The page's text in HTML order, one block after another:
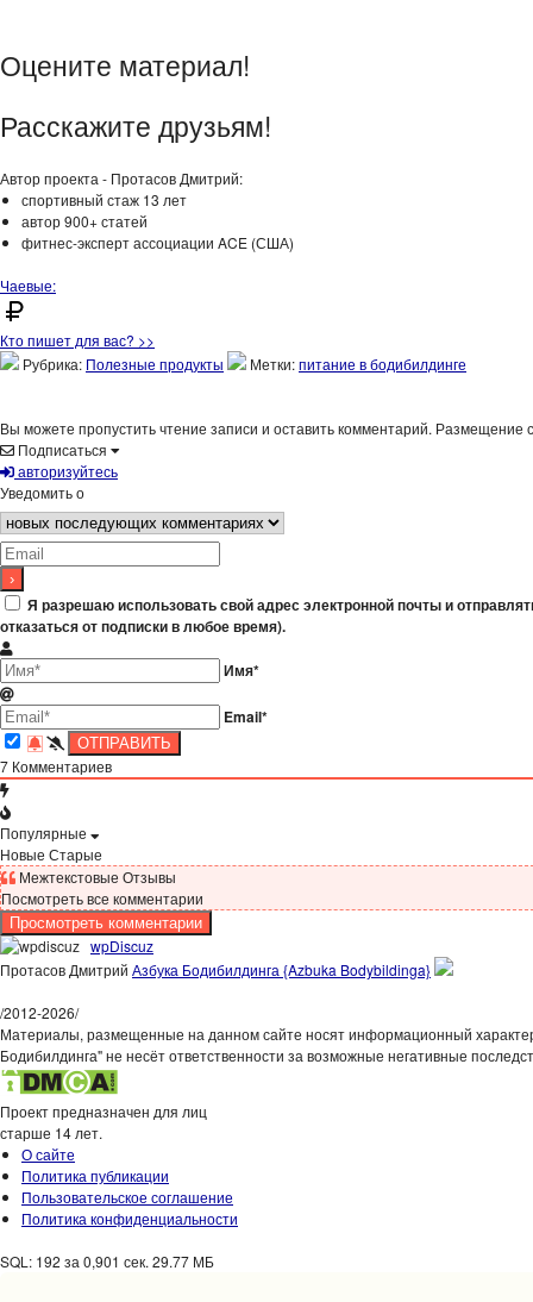
Оцените материал!
Расскажите друзьям!
Автор проекта - Протасов Дмитрий:
спортивный стаж 13 лет
автор 900+ статей
фитнес-эксперт ассоциации ACE (США)
Чаевые:
Кто пишет для вас? >>
Рубрика: Полезные продукты Метки:питание в бодибилдинге
Вы можете пропустить чтение записи и оставить комментарий. Размещение
Подписаться
авторизуйтесь
Уведомить о
Я разрешаю использовать свой адрес электронной почты и
отказаться от подписки в любое время).
Имя*
Email*
7 Комментариев
Популярные
Новые Старые
Межтекстовые Отзывы
Посмотреть все комментарии
Просмотреть комментарии
wpDiscuz
Протасов Дмитрий Азбука Бодибилдинга {Azbuka Bodybildinga}
/2012-2026/
Материалы, размещенные на данном сайте носят информационный
Бодибилдинга" не несёт ответственности за возможные негативные
Проект предназначен для лиц
старше 14 лет.
О сайте
Политика публикации
Пользовательское соглашение
Политика конфиденциальности
SQL: 192 за 0,901 сек. 29.77 МБ